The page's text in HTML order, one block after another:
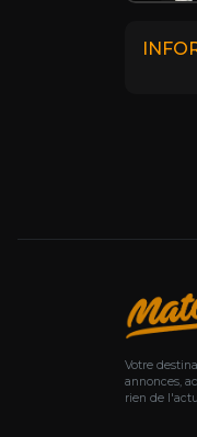
Votre
annonces,
rien de